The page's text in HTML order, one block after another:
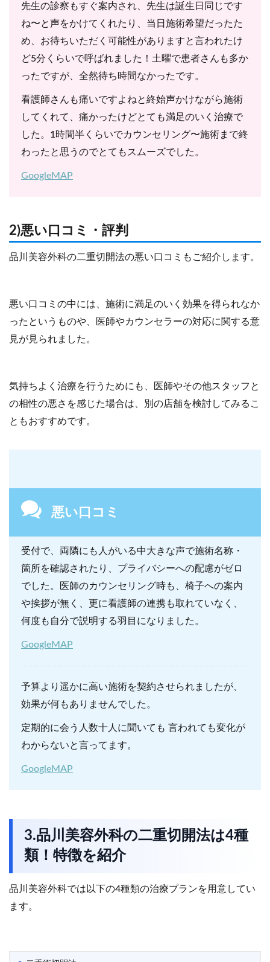
先生の診察もすぐ案内され、先生は誕生日同じです
ね〜と声をかけてくれたり、当日施術希望だったた
め、お待ちいただく可能性がありますと言われたけ
ど5分くらいで呼ばれました！土曜で患者さんも多か
ったですが、全然待ち時間なかったです。
看護師さんも痛いですよねと終始声かけながら施術
してくれて、痛かったけどとても満足のいく治療で
した。1時間半くらいでカウンセリング〜施術まで終
わったと思うのでとてもスムーズでした。
GoogleMAP
2)悪い口コミ・評判
品川美容外科の二重切開法の悪い口コミもご紹介します。
悪い口コミの中には、施術に満足のいく効果を得られなか
ったというものや、医師やカウンセラーの対応に関する意
見が見られました。
気持ちよく治療を行うためにも、医師やその他スタッフと
の相性の悪さを感じた場合は、別の店舗を検討してみるこ
ともおすすめです。
悪い口コミ
受付で、両隣にも人がいる中大きな声で施術名称・
箇所を確認されたり、プライバシーへの配慮がゼロ
でした。医師のカウンセリング時も、椅子への案内
や挨拶が無く、更に看護師の連携も取れていなく、
何度も自分で説明する羽目になりました。
GoogleMAP
予算より遥かに高い施術を契約させられましたが、
効果が何もありませんでした。
定期的に会う人数十人に聞いても 言われても変化が
わからないと言ってます。
GoogleMAP
3.品川美容外科の二重切開法は4種
類！特徴を紹介
品川美容外科では以下の4種類の治療プランを用意してい
ます。